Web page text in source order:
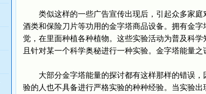
类似这样的一些广告宣传出现后，引起众多家庭
酒类和保险刀片等功用的金字塔商品设备。拥有金
觉，在里面种植各种植物。这些实验活动为普及科
且针对某一个科学奥秘进行一种实验。金字塔能量
大部分金字塔能量的探讨都有这样那样的错误，
验的人也不具备进行严格实验的种种经验。当实验